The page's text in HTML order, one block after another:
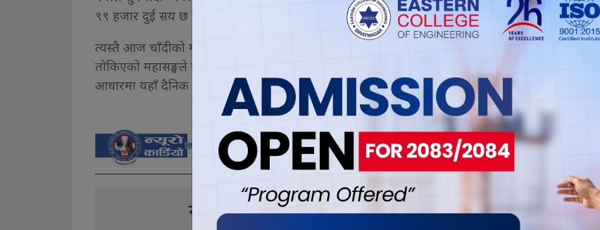
९९ हजार दुई सय छ । यसको मूल्य अघिल्लो दिन प्रतितोला रु ९८ हजार आठ सय थियो ।
त्यस्तै आज चाँदीको मूल्य अघिल्लो दिनका तुलनामा प्रतितोला रु १० ले बढेर रु एक हजार तीन सय ६०
तोकिएको महासङ्घले जनाएको छ । महासङ्घले अन्तरराष्ट्रिय बजारको सुन तथा चाँदीका कारोबार मूल्यका
आधारमा यहाँ दैनिक मूल्य तोक्दै आएको छ ।
यो खबर पढेर तपाईलाई कस्तो महसुस भयो ?